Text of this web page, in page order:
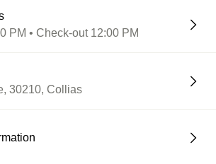
PM • Check-out 12:00 PM
30210, Collias